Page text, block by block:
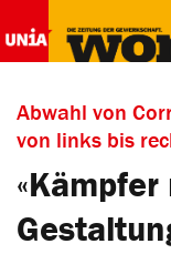
Abwahl von
von links bis